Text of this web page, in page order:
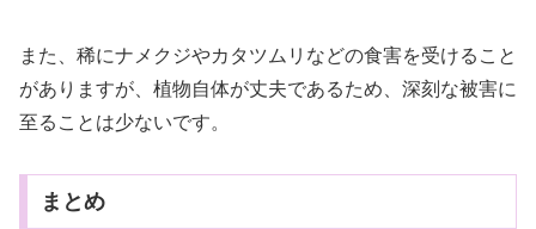
また、稀にナメクジやカタツムリなどの食害を受けること
がありますが、植物自体が丈夫であるため、深刻な被害に
至ることは少ないです。
まとめ